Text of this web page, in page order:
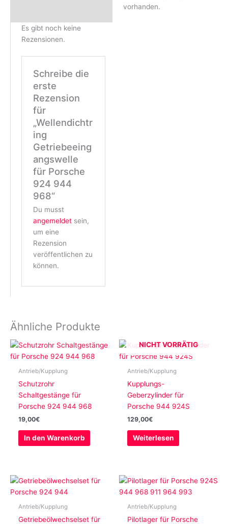
vorhanden.
Es gibt noch keine
Rezensionen.
Schreibe die
erste
Rezension
für
„Wellendichtr
ing
Getriebeeing
angswelle
für Porsche
924 944
968“
Du musst
angemeldet sein,
um eine
Rezension
veröffentlichen zu
können.
Ähnliche Produkte
Antrieb/Kupplung
Schutzrohr
Schaltgestänge für
Porsche 924 944 968
19,00€
In den Warenkorb
NICHT VORRÄTIG
Antrieb/Kupplung
Kupplungs-
Geberzylinder für
Porsche 944 924S
129,00€
Weiterlesen
Antrieb/Kupplung
Getriebeölwechselset für
Antrieb/Kupplung
Pilotlager für Porsche